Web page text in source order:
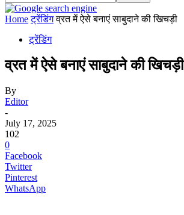
Home ट्रेंडिंग व्रत में ऐसे बनाएं साबुदाने की खिचड़ी
ट्रेंडिंग
व्रत में ऐसे बनाएं साबुदाने की खिचड़ी
By
Editor
-
July 17, 2025
102
0
Facebook
Twitter
Pinterest
WhatsApp